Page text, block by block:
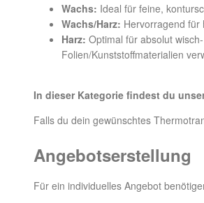
Wachs: Ideal für feine,
Wachs/Harz: Hervorragend für
Harz: Optimal für absolut
Folien/Kunststoffmaterialien
In dieser Kategorie findest du
Falls du dein gewünschtes
Angebotserstellung
Für ein individuelles Angebot